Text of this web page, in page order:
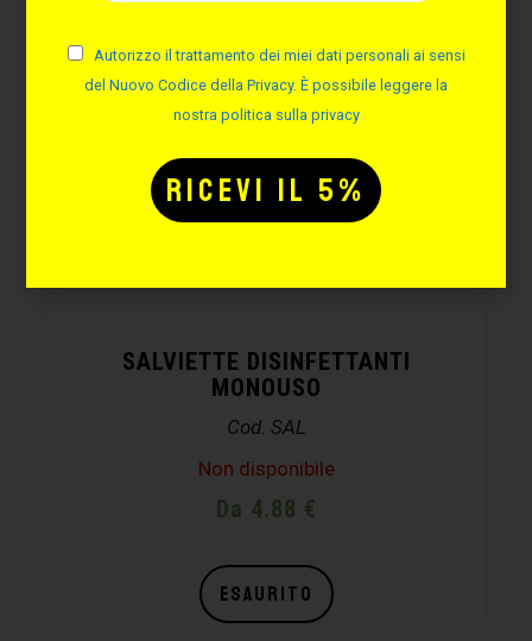
SALVIETTE DISINFETTANTI
MONOUSO
Cod. SAL
Non disponibile
Da 4.88 €
ESAURITO
Autorizzo il trattamento dei miei dati personali ai sensi
del Nuovo Codice della Privacy. È possibile leggere la
nostra politica sulla privacy